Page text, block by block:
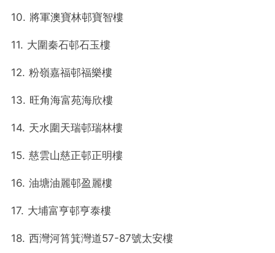
10. 將軍澳寶林邨寶智樓
11. 大圍秦石邨石玉樓
12. 粉嶺嘉福邨福樂樓
13. 旺角海富苑海欣樓
14. 天水圍天瑞邨瑞林樓
15. 慈雲山慈正邨正明樓
16. 油塘油麗邨盈麗樓
17. 大埔富亨邨亨泰樓
18. 西灣河筲箕灣道57-87號太安樓